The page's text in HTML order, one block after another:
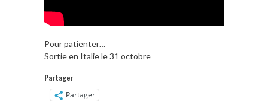
Pour patienter…
Sortie en Italie le 31 octobre
Partager
Partager